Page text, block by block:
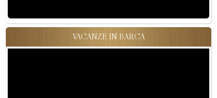
VACANZE IN BARCA